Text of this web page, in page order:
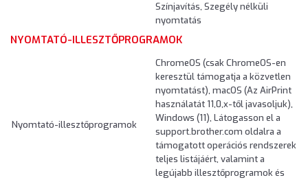
Színjavítás, Szegély nélküli
nyomtatás
NYOMTATÓ-ILLESZTŐPROGRAMOK
Nyomtató-illesztőprogramok
ChromeOS (csak ChromeOS-en
keresztül támogatja a közvetlen
nyomtatást), macOS (Az AirPrint
használatát 11,0,x-től javasoljuk),
Windows (11), Látogasson el a
support.brother.com oldalra a
támogatott operációs rendszerek
teljes listájáért, valamint a
legújabb illesztőprogramok és